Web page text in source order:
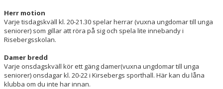
Herr motion
Varje tisdagskväll kl. 20-21.30 spelar herrar (vuxna ungdomar till unga
seniorer) som gillar att röra på sig och spela lite innebandy i
Risebergsskolan.
Damer bredd
Varje onsdagskväll kör ett gäng damer(vuxna ungdomar till unga
seniorer) onsdagar kl. 20-22 i Kirsebergs sporthall. Här kan du låna
klubba om du inte har innan.